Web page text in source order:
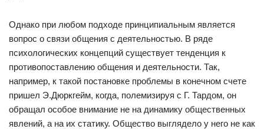
Однако при любом подходе принципиальным является
вопрос о связи общения с деятельностью. В ряде
психологических концепций существует тенденция к
противопоставлению общения и деятельности. Так,
например, к такой постановке проблемы в конечном счете
пришел Э.Дюркгейм, когда, полемизируя с Г. Тардом, он
обращал особое внимание не на динамику общественных
явлений, а на их статику. Общество выглядело у него не как